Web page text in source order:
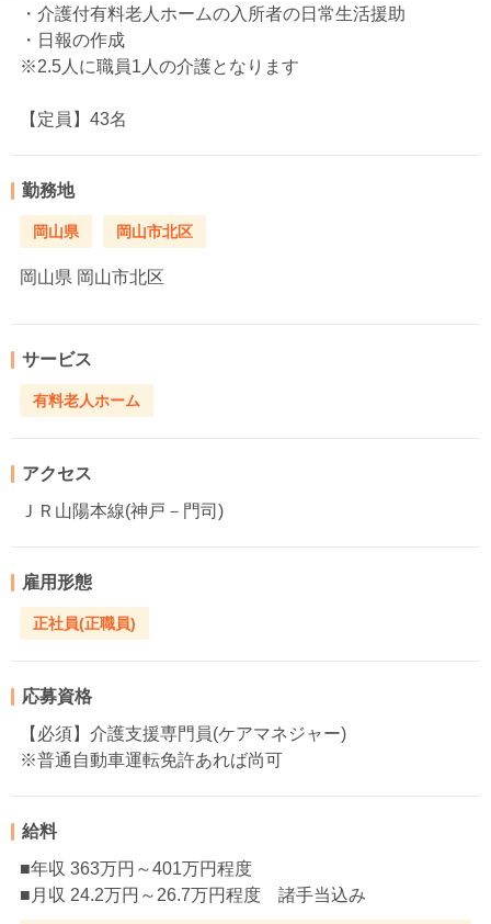
・介護付有料老人ホームの入所者の日常生活援助
・日報の作成
※2.5人に職員1人の介護となります
【定員】43名
勤務地
岡山県 岡山市北区
岡山県 岡山市北区
サービス
有料老人ホーム
アクセス
ＪＲ山陽本線(神戸－門司)
雇用形態
正社員(正職員)
応募資格
【必須】介護支援専門員(ケアマネジャー)
※普通自動車運転免許あれば尚可
給料
■年収 363万円～401万円程度
■月収 24.2万円～26.7万円程度 諸手当込み